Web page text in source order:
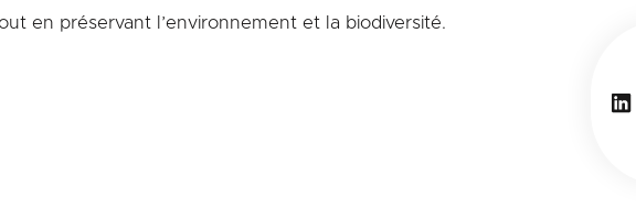
en préservant l’environnement et la biodiversité.